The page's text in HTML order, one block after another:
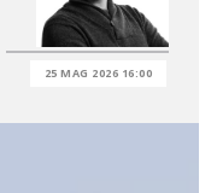
25 MAG 2026 16:00